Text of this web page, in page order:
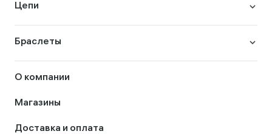
Цепи
Браслеты
О компании
Магазины
Доставка и оплата